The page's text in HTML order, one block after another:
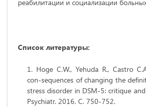
реабилитации и социализации
Список литературы:
Hoge C.W., Yehuda R., Castro
con-sequences of changing the
stress disorder in DSM-5: critique
Psychiatr. 2016. С. 750-752.